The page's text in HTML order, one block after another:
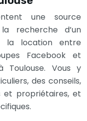
une source
recherche d’un
la location entre
Facebook et
Vous y
des conseils,
et propriétaires, et